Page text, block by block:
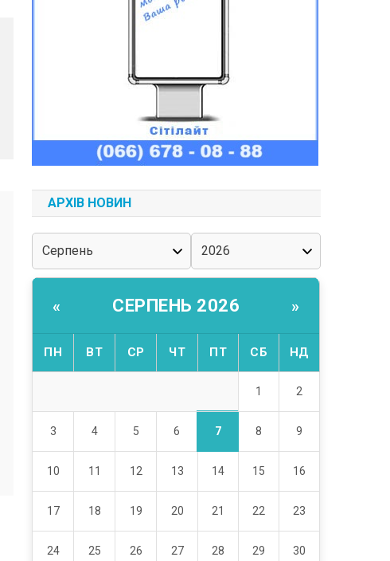
АРХІВ НОВИН
« СЕРПЕНЬ 2026 »
ПН ВТ СР ЧТ ПТ СБ НД
1 2
3 4 5 6 7 8 9
10 11 12 13 14 15 16
17 18 19 20 21 22 23
24 25 26 27 28 29 30